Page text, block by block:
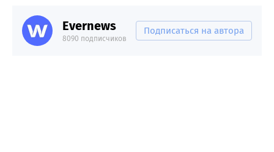
Evernews
8090 подписчиков
Подписаться на автора